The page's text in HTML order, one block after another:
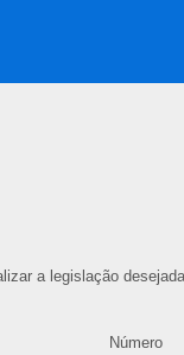
a legislação
Número